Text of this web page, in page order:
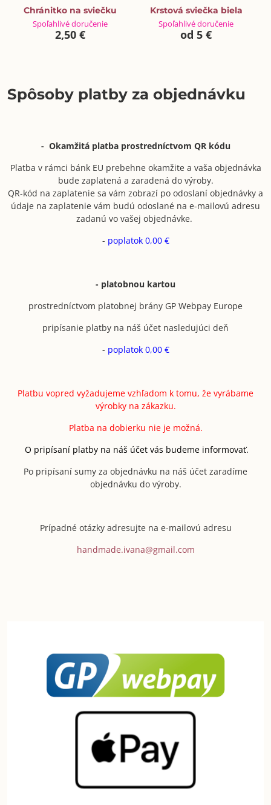
Chránitko na sviečku
Spoľahlivé doručenie
2,50 €
Krstová sviečka biela
Spoľahlivé doručenie
od 5 €
Spôsoby platby za objednávku
- Okamžitá platba prostredníctvom QR kódu
Platba v rámci bánk EU prebehne okamžite a vaša objednávka
bude zaplatená a zaradená do výroby.
QR-kód na zaplatenie sa vám zobrazí po odoslaní objednávky a
údaje na zaplatenie vám budú odoslané na e-mailovú adresu
zadanú vo vašej objednávke.
- poplatok 0,00 €
- platobnou kartou
prostredníctvom platobnej brány GP Webpay Europe
pripísanie platby na náš účet nasledujúci deň
- poplatok 0,00 €
Platbu vopred vyžadujeme vzhľadom k tomu, že vyrábame
výrobky na zákazku.
Platba na dobierku nie je možná.
O pripísaní platby na náš účet vás budeme informovať.
Po pripísaní sumy za objednávku na náš účet zaradíme
objednávku do výroby.
Prípadné otázky adresujte na e-mailovú adresu
handmade.ivana@gmail.com